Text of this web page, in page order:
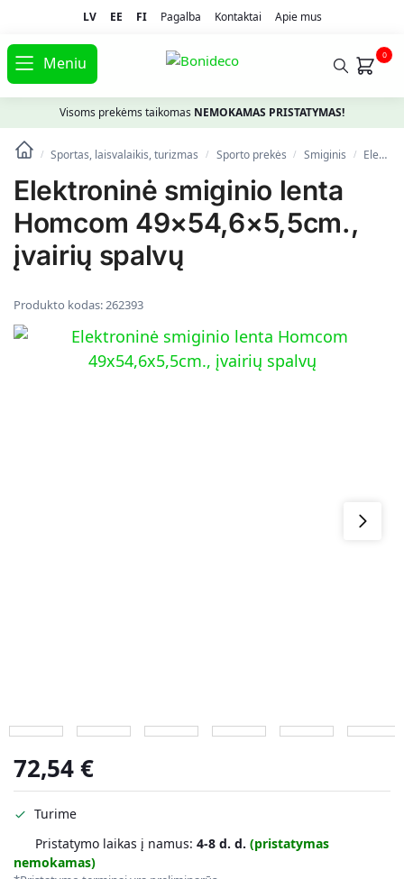
LV EE FI Pagalba Kontaktai Apie mus
Meniu 0
Visoms prekėms taikomas NEMOKAMAS PRISTATYMAS!
/ Sportas, laisvalaikis, turizmas / Spоrto prekės / Smiginis / Elektroninė smiginio lenta Homcom 49×54,6×5,5cm., įvairių spalvų
Elektroninė smiginio lenta
Homcom 49×54,6×5,5cm.,
įvairių spalvų
Produkto kodas:262393
72,54€
Turime
Pristatymo laikas į namus: 4-8 d. d. (pristatymas
nemokamas)